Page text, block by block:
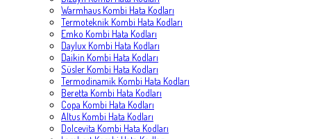
Warmhaus Kombi Hata Kodları
Termoteknik Kombi Hata Kodları
Emko Kombi Hata Kodları
Daylux Kombi Hata Kodları
Daikin Kombi Hata Kodları
Süsler Kombi Hata Kodları
Termodinamik Kombi Hata Kodları
Beretta Kombi Hata Kodları
Copa Kombi Hata Kodları
Altus Kombi Hata Kodları
Dolcevita Kombi Hata Kodları